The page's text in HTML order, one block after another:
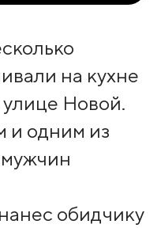
на кухне
Новой.
и одним из
обидчику